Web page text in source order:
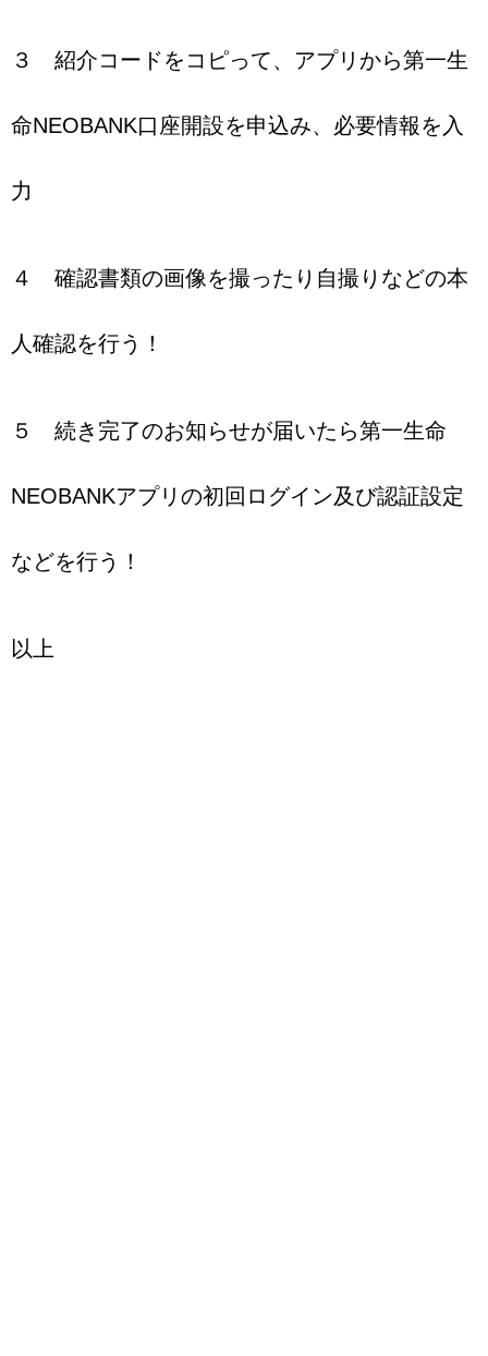
３ 紹介コードをコピって、アプリから第一生
命NEOBANK口座開設を申込み、必要情報を入
力
４ 確認書類の画像を撮ったり自撮りなどの本
人確認を行う！
５ 続き完了のお知らせが届いたら第一生命
NEOBANKアプリの初回ログイン及び認証設定
などを行う！
以上